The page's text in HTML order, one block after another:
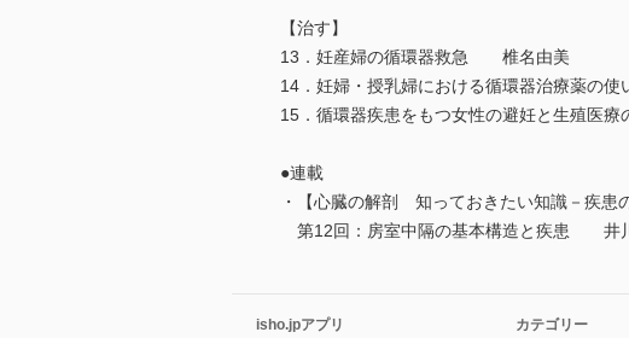
【治す】
13．妊産婦の循環器救急 椎名由美
14．妊婦・授乳婦における循環器治療薬
15．循環器疾患をもつ女性の避妊と生殖医
●連載
・【心臓の解剖 知っておきたい知識－疾患
第12回：房室中隔の基本構造と疾患 井
isho.jpアプリ カテゴリー